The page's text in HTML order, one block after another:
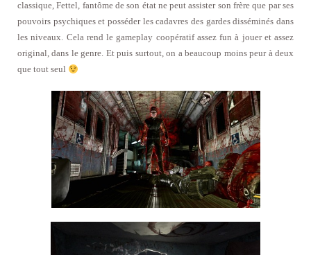
classique, Fettel, fantôme de son état ne peut assister son frère que par ses
pouvoirs psychiques et posséder les cadavres des gardes disséminés dans
les niveaux. Cela rend le gameplay coopératif assez fun à jouer et assez
original, dans le genre. Et puis surtout, on a beaucoup moins peur à deux
que tout seul